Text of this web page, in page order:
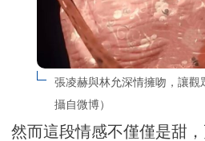
張凌赫與林允深情擁吻，讓觀
攝自微博）
然而這段情感不僅僅是甜